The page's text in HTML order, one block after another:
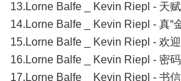
13.Lorne Balfe _ Kevin Riepl - 天
14.Lorne Balfe _ Kevin Riepl - 真“
15.Lorne Balfe _ Kevin Riepl - 欢
16.Lorne Balfe _ Kevin Riepl - 密码
17.Lorne Balfe _ Kevin Riepl - 书信